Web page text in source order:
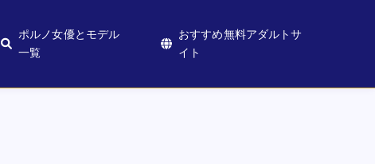
ポルノ女優とモデル
一覧
おすすめ無料アダルトサ
イト